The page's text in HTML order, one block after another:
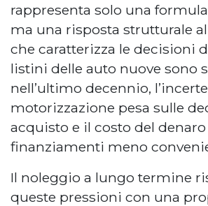
rappresenta solo una
ma una risposta strutturale
che caratterizza le decisioni
listini delle auto nuove sono
nell’ultimo decennio,
motorizzazione pesa sulle
acquisto e il costo del denaro
finanziamenti meno
Il noleggio a lungo termine
queste pressioni con una